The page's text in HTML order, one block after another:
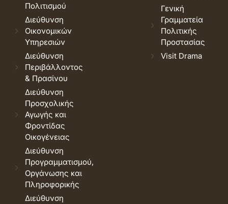
Πολιτισμού
Διεύθυνση
Οικονομικών
Υπηρεσιών
Διεύθυνση
Περιβάλλοντος
& Πρασίνου
Διεύθυνση
Προσχολικής
Αγωγής και
Φροντίδας
Οικογένειας
Διεύθυνση
Προγραμματισμού,
Οργάνωσης και
Πληροφορικής
Διεύθυνση
Γενική
Γραμματεία
Πολιτικής
Προστασίας
Visit Drama